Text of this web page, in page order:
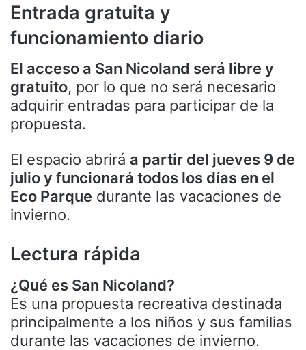
Entrada gratuita y
funcionamiento diario
El acceso a San Nicoland será libre y
gratuito, por lo que no será necesario
adquirir entradas para participar de la
propuesta.
El espacio abrirá a partir del jueves 9 de
julio y funcionará todos los días en el
Eco Parque durante las vacaciones de
invierno.
Lectura rápida
¿Qué es San Nicoland?
Es una propuesta recreativa destinada
principalmente a los niños y sus familias
durante las vacaciones de invierno.